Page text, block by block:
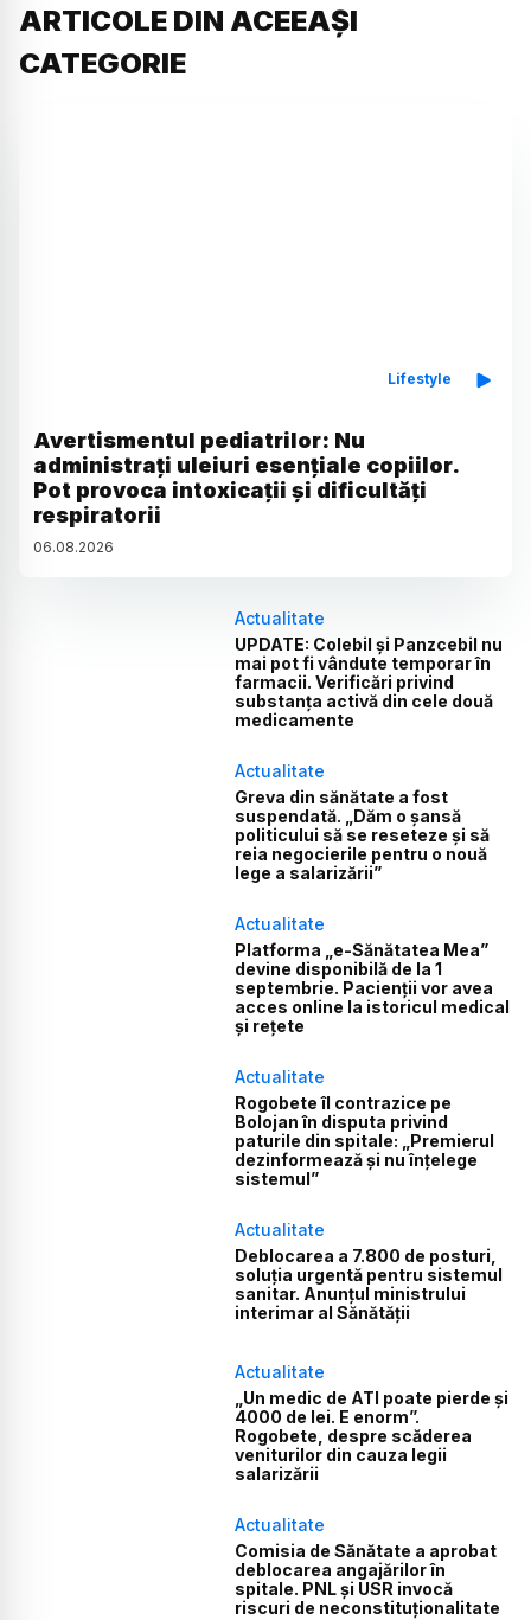
ARTICOLE DIN ACEEAȘI
CATEGORIE
Lifestyle
Avertismentul pediatrilor: Nu
administrați uleiuri esențiale copiilor.
Pot provoca intoxicații și dificultăți
respiratorii
06.08.2026
Actualitate
UPDATE: Colebil și Panzcebil nu
mai pot fi vândute temporar în
farmacii. Verificări privind
substanța activă din cele două
medicamente
Actualitate
Greva din sănătate a fost
suspendată. „Dăm o șansă
politicului să se reseteze și să
reia negocierile pentru o nouă
lege a salarizării”
Actualitate
Platforma „e-Sănătatea Mea”
devine disponibilă de la 1
septembrie. Pacienții vor avea
acces online la istoricul medical
și rețete
Actualitate
Rogobete îl contrazice pe
Bolojan în disputa privind
paturile din spitale: „Premierul
dezinformează și nu înțelege
sistemul”
Actualitate
Deblocarea a 7.800 de posturi,
soluția urgentă pentru sistemul
sanitar. Anunțul ministrului
interimar al Sănătății
Actualitate
„Un medic de ATI poate pierde și
4000 de lei. E enorm”.
Rogobete, despre scăderea
veniturilor din cauza legii
salarizării
Actualitate
Comisia de Sănătate a aprobat
deblocarea angajărilor în
spitale. PNL și USR invocă
riscuri de neconstituționalitate